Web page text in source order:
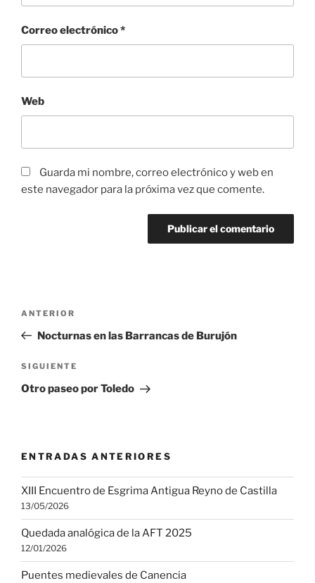
Correo electrónico*
Web
Guarda mi nombre, correo electrónico y web en
este navegador para la próxima vez que comente.
Navegación
entradas
Entrada
anterior:
ANTERIOR
Nocturnas en las Barrancas de Burujón
Siguiente
entrada
SIGUIENTE
Otro paseo por Toledo
ENTRADAS ANTERIORES
XIII Encuentro de Esgrima Antigua Reyno de Castilla
13/05/2026
Quedada analógica de la AFT 2025
12/01/2026
Puentes medievales de Canencia